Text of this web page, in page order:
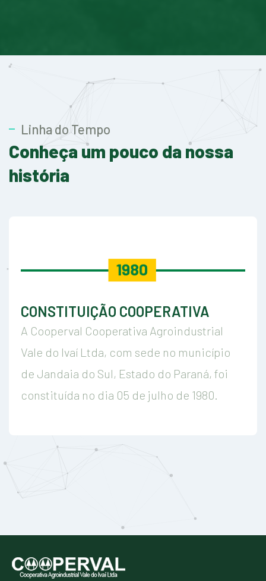
Linha do Tempo
Conheça um pouco da nossa
história
CONSTITUIÇÃO COOPERATIVA
A Cooperval Cooperativa Agroindustrial
Vale do Ivaí Ltda, com sede no município
de Jandaia do Sul, Estado do Paraná, foi
constituída no dia 05 de julho de 1980.